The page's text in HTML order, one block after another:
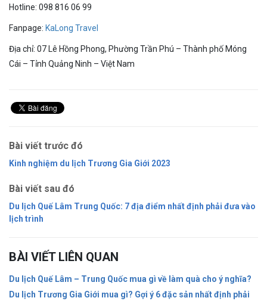
Hotline: 098 816 06 99
Fanpage: KaLong Travel
Địa chỉ: 07 Lê Hồng Phong, Phường Trần Phú – Thành phố Móng
Cái – Tỉnh Quảng Ninh – Việt Nam
Bài viết trước đó
Kinh nghiệm du lịch Trương Gia Giới 2023
Bài viết sau đó
Du lịch Quế Lâm Trung Quốc: 7 địa điểm nhất định phải đưa vào
lịch trình
BÀI VIẾT LIÊN QUAN
Du lịch Quế Lâm – Trung Quốc mua gì về làm quà cho ý nghĩa?
Du lịch Trương Gia Giới mua gì? Gợi ý 6 đặc sản nhất định phải